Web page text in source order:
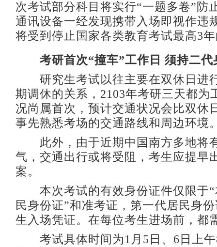
次考试部分科目将实行“一题多卷”防
通讯设备一经发现携带入场即视作违
将受到停止国家各类教育考试最高3
考研首次“撞车”工作日 须持二代
研究生考试以往主要在双休日进
期调休的关系，2103年考研三天都为
况尚属首次，预计交通状况会比双休
事先熟悉考场的交通路线和周边环境
此外，由于近期中国南方多地将
气，交通出行或将受阻，考生应提早
案。
本次考试的有效身份证件仅限于“
民身份证”和准考证，第一代居民身
生入场凭证。在每位考生进场前，都
考试具体时间为1月5日、6日上午